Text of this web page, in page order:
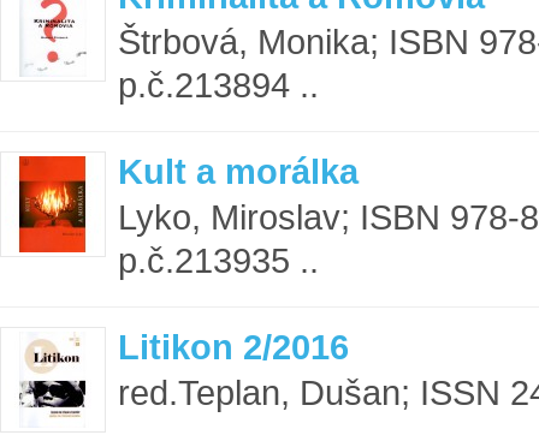
Štrbová, Monika; ISBN
p.č.213894 ..
Kult a morálka
Lyko, Miroslav; ISBN 978-
p.č.213935 ..
Litikon 2/2016
red.Teplan, Dušan; ISSN